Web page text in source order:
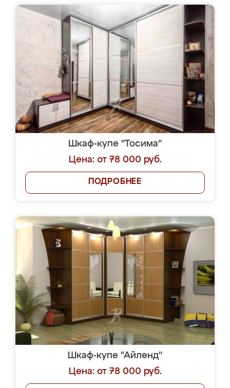
Шкаф-купе "Тосима"
Цена: от 78 000 руб.
ПОДРОБНЕЕ
Шкаф-купе "Айленд"
Цена: от 78 000 руб.